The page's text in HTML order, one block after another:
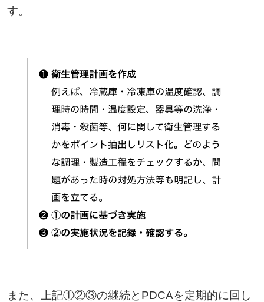
す。
また、上記①②③の継続とPDCAを定期的に回し